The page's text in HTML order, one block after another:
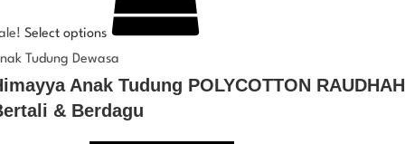
Select options
Tudung Dewasa
Anak Tudung POLYCOTTON RAUDHAH
& Berdagu